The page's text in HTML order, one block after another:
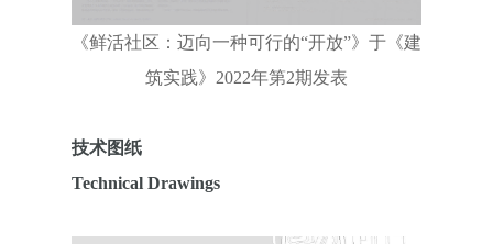
《鲜活社区：迈向一种可行的“开放”》于《建
筑实践》2022年第2期发表
技术图纸
Technical Drawings